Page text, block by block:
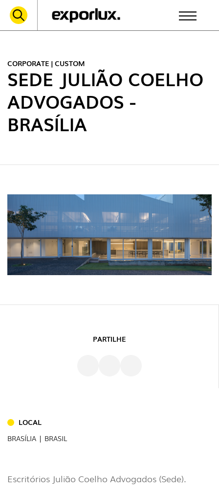
CORPORATE | CUSTOM
SEDE JULIÃO COELHO
ADVOGADOS -
BRASÍLIA
PARTILHE
LOCAL
BRASÍLIA | BRASIL
Escritórios Julião Coelho Advogados (Sede).